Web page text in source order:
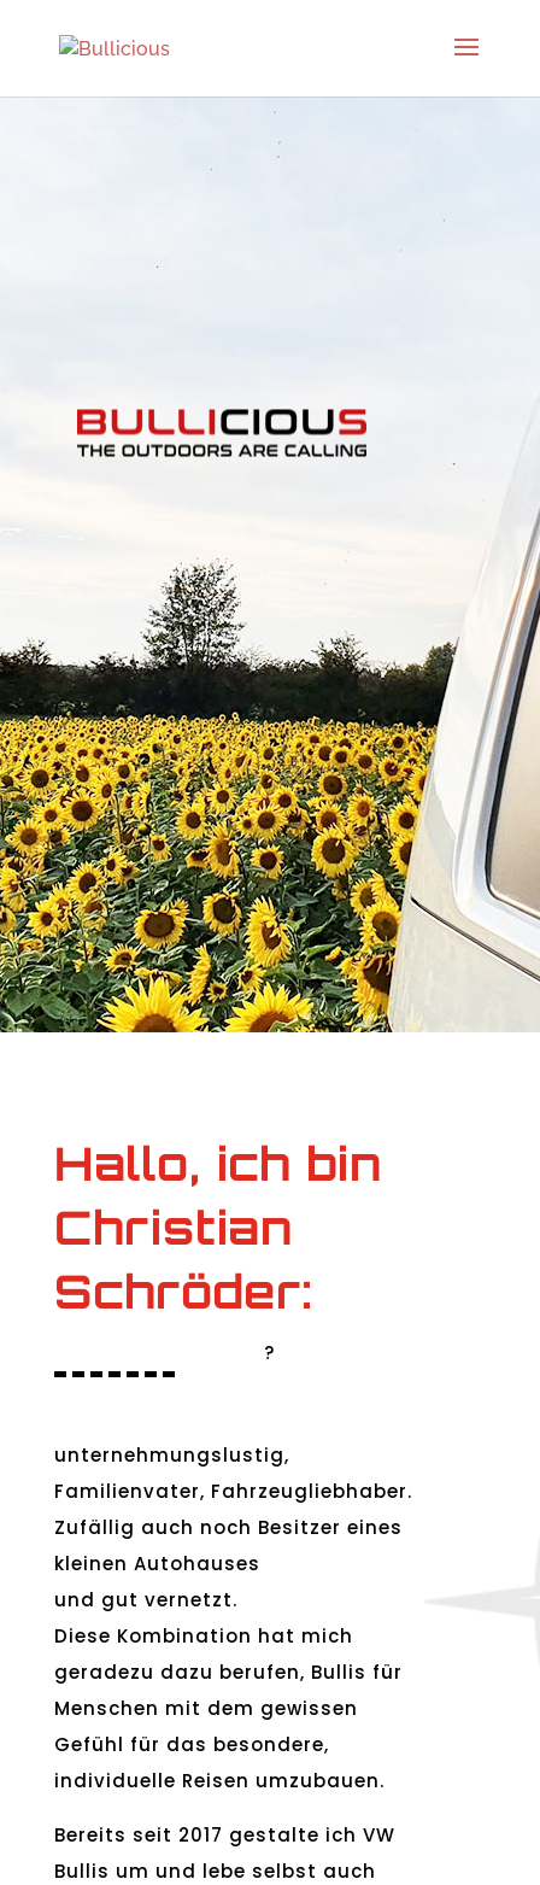
Hallo, ich bin
Christian
Schröder:
?
unternehmungslustig,
Familienvater, Fahrzeugliebhaber.
Zufällig auch noch Besitzer eines
kleinen Autohauses
und gut vernetzt.
Diese Kombination hat mich
geradezu dazu berufen, Bullis für
Menschen mit dem gewissen
Gefühl für das besondere,
individuelle Reisen umzubauen.
Bereits seit 2017 gestalte ich VW
Bullis um und lebe selbst auch